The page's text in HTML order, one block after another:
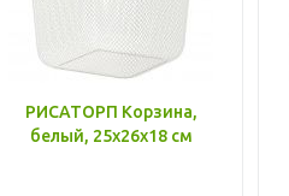
РИСАТОРП Корзина,
белый, 25x26x18 см